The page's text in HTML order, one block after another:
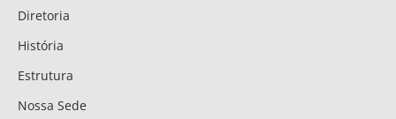
Diretoria
História
Estrutura
Nossa Sede